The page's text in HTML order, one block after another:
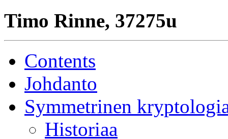
Timo Rinne, 37275u
Contents
Johdanto
Symmetrinen
Historiaa